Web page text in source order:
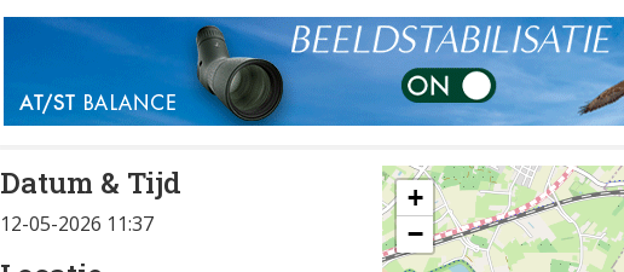
Datum & Tijd
12-05-2026 11:37
+
−